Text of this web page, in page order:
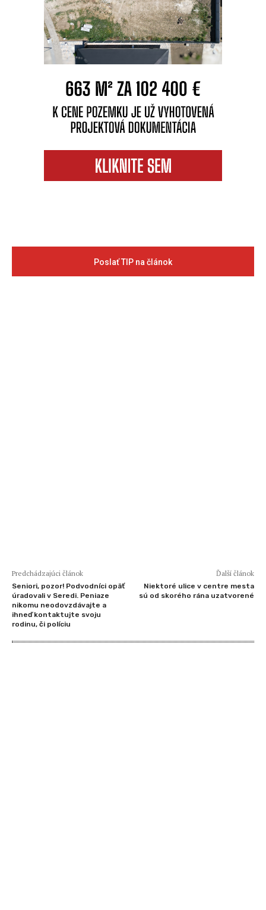
Poslať TIP na článok
Predchádzajúci článok
Seniori, pozor! Podvodníci opäť
úradovali v Seredi. Peniaze
nikomu neodovzdávajte a
ihneď kontaktujte svoju
rodinu, či políciu
Ďalší článok
Niektoré ulice v centre mesta
sú od skorého rána uzatvorené